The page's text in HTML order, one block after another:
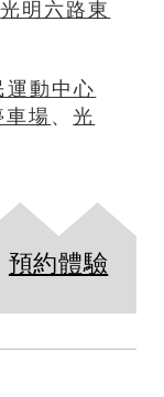
預約體驗
光明六路東
運動中心
場、光